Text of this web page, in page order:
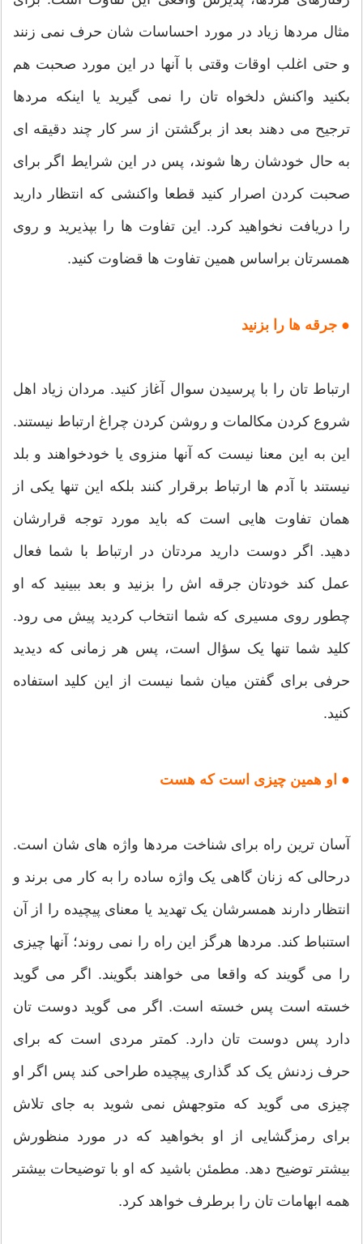
مثال مردها زیاد در مورد احساسات شان حرف نمی زنند
و حتی اغلب اوقات وقتی با آنها در این مورد صحبت هم
بکنید واکنش دلخواه تان را نمی گیرید یا اینکه مردها
ترجیح می دهند بعد از برگشتن از سر کار چند دقیقه ای
به حال خودشان رها شوند، پس در این شرایط اگر برای
صحبت کردن اصرار کنید قطعا واکنشی که انتظار دارید
را دریافت نخواهید کرد. این تفاوت ها را بپذیرید و روی
همسرتان براساس همین تفاوت ها قضاوت کنید.
● جرقه ها را بزنید
ارتباط تان را با پرسیدن سوال آغاز کنید. مردان زیاد اهل
شروع کردن مکالمات و روشن کردن چراغ ارتباط نیستند.
این به این معنا نیست که آنها منزوی یا خودخواهند و بلد
نیستند با آدم ها ارتباط برقرار کنند بلکه این تنها یکی از
همان تفاوت هایی است که باید مورد توجه قرارشان
دهید. اگر دوست دارید مردتان در ارتباط با شما فعال
عمل کند خودتان جرقه اش را بزنید و بعد ببینید که او
چطور روی مسیری که شما انتخاب کردید پیش می رود.
کلید شما تنها یک سؤال است، پس هر زمانی که دیدید
حرفی برای گفتن میان شما نیست از این کلید استفاده
کنید.
● او همین چیزی است که هست
آسان ترین راه برای شناخت مردها واژه های شان است.
درحالی که زنان گاهی یک واژه ساده را به کار می برند و
انتظار دارند همسرشان یک تهدید یا معنای پیچیده را از آن
استنباط کند. مردها هرگز این راه را نمی روند؛ آنها چیزی
را می گویند که واقعا می خواهند بگویند. اگر می گوید
خسته است پس خسته است. اگر می گوید دوست تان
دارد پس دوست تان دارد. کمتر مردی است که برای
حرف زدنش یک کد گذاری پیچیده طراحی کند پس اگر او
چیزی می گوید که متوجهش نمی شوید به جای تلاش
برای رمزگشایی از او بخواهید که در مورد منظورش
بیشتر توضیح دهد. مطمئن باشید که او با توضیحات بیشتر
همه ابهامات تان را برطرف خواهد کرد.